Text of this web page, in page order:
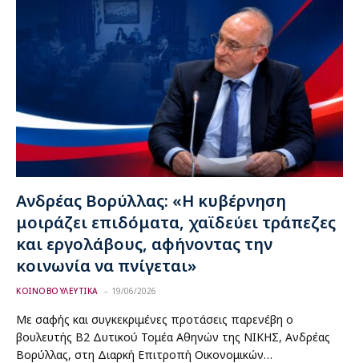
Ανδρέας Βορύλλας: «Η κυβέρνηση
μοιράζει επιδόματα, χαϊδεύει τράπεζες
και εργολάβους, αφήνοντας την
κοινωνία να πνίγεται»
ΚΟΙΝΟΒΟΥΛΕΥΤΙΚΑ 19/06/2026
Με σαφής και συγκεκριμένες προτάσεις παρενέβη ο
βουλευτής Β2 Δυτικού Τομέα Αθηνών της ΝΙΚΗΣ, Ανδρέας
Βορύλλας, στη Διαρκή Επιτροπή Οικονομικών…